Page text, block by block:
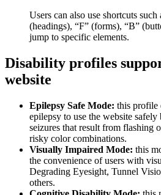
Users can also use shortcuts
(headings), “F” (forms), “B”
jump to specific elements.
Disability profiles
website
Epilepsy Safe Mode: this profile
epilepsy to use the website
seizures that result from flashing
risky color combinations.
Visually Impaired Mode: this
the convenience of users with
Degrading Eyesight, Tunnel
others.